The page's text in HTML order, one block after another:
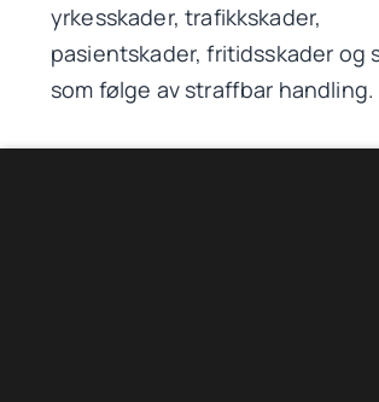
yrkesskader, trafikkskader,
pasientskader, fritidsskader og
som følge av straffbar handling.
© 2026PersonskadeAdvokat1 AS |